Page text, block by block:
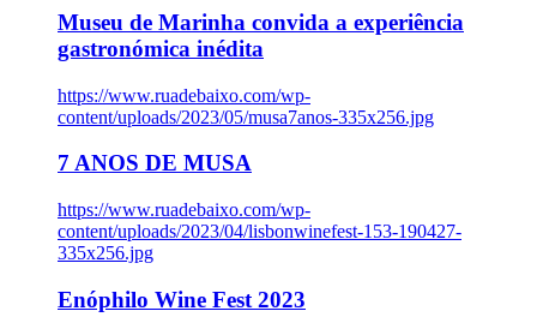
Museu de Marinha convida a experiência
gastronómica inédita
https://www.ruadebaixo.com/wp-
content/uploads/2023/05/musa7anos-335x256.jpg
7 ANOS DE MUSA
https://www.ruadebaixo.com/wp-
content/uploads/2023/04/lisbonwinefest-153-190427-
335x256.jpg
Enóphilo Wine Fest 2023